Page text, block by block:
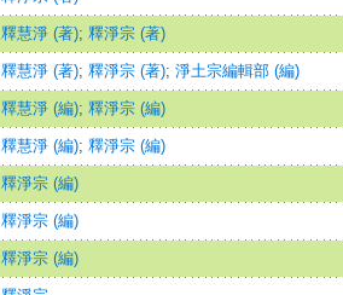
釋慧淨 (著); 釋淨宗 (著)
釋慧淨 (著); 釋淨宗 (著); 淨土宗編輯部 (編)
釋慧淨 (編); 釋淨宗 (編)
釋慧淨 (編); 釋淨宗 (編)
釋淨宗 (編)
釋淨宗 (編)
釋淨宗 (編)